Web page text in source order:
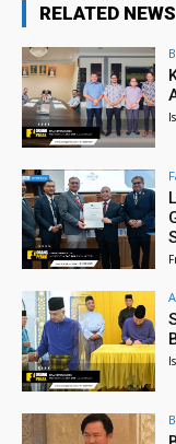
RELATED NEWS